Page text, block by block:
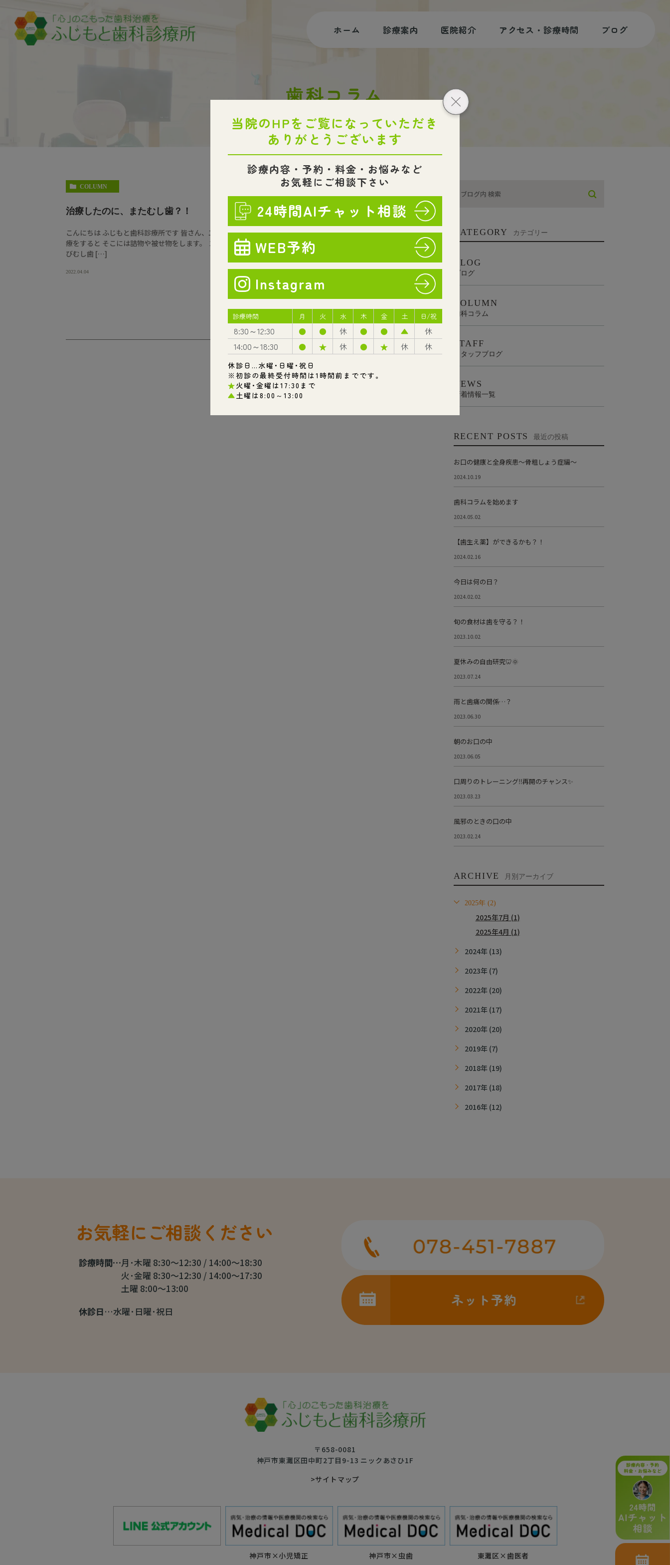
ホーム 診療案内
根管治療
審美治療・ホワイトニング
小児歯科・小児矯正
入れ歯・インプラント
歯周病
予防・メンテナンス
診療案内一覧
医院紹介 アクセス・診療時間 ブログ
歯科コラム
HOME 歯科コラム
COLUMN
治療したのに、またむし歯？！
こんにちは ふじもと歯科診療所です 皆さん、二次カリエスという言葉を 聞いたことがありますか？ むし歯の治
療をすると そこには詰物や被せ物をします。 １度治療した詰め物や被せ物の 隙間から菌が入り込んでしまい 再
びむし歯 […]
2022.04.04
CATEGORY カテゴリー
BLOG
ブログ
COLUMN
歯科コラム
STAFF
スタッフブログ
NEWS
新着情報一覧
RECENT POSTS 最近の投稿
お口の健康と全身疾患～骨粗しょう症編～
2024.10.19
歯科コラムを始めます
2024.05.02
【歯生え薬】ができるかも？！
2024.02.16
今日は何の日？
2024.02.02
旬の食材は歯を守る？！
2023.10.02
夏休みの自由研究🦷🌞
2023.07.24
雨と歯痛の関係…？
2023.06.30
朝のお口の中
2023.06.05
口周りのトレーニング‼︎再開のチャンス✨
2023.03.23
風邪のときの口の中
2023.02.24
ARCHIVE 月別アーカイブ
2025年 (2)
2025年7月 (1)
2025年4月 (1)
2024年 (13)
2023年 (7)
2022年 (20)
2021年 (17)
2020年 (20)
2019年 (7)
2018年 (19)
2017年 (18)
2016年 (12)
お気軽にご相談ください
診療時間…月･木曜 8:30～12:30 / 14:00～18:30
火･金曜 8:30～12:30 / 14:00～17:30
土曜 8:00～13:00
休診日…水曜･日曜･祝日
〒658-0081
神戸市東灘区田中町2丁目9-13 ニックあさひ1F
>サイトマップ
神戸市×小児矯正 神戸市×虫歯 東灘区×歯医者